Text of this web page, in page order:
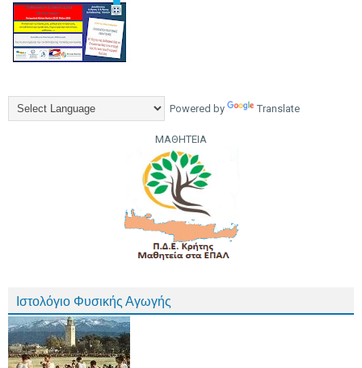
Powered by Translate
ΜΑΘΗΤΕΙΑ
Ιστολόγιο Φυσικής Αγωγής